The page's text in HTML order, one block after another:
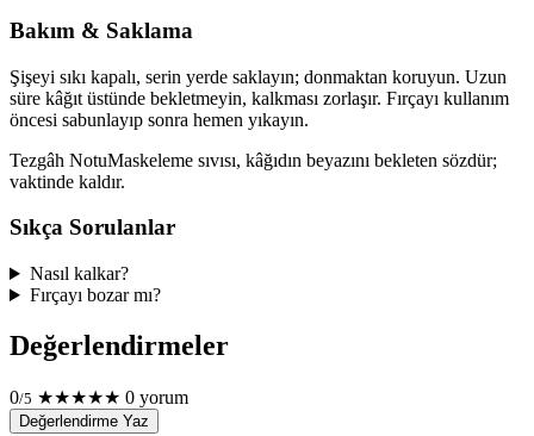
Bakım & Saklama
Şişeyi sıkı kapalı, serin yerde saklayın; donmaktan koruyun. Uzun
süre kâğıt üstünde bekletmeyin, kalkması zorlaşır. Fırçayı kullanım
öncesi sabunlayıp sonra hemen yıkayın.
Tezgâh NotuMaskeleme sıvısı, kâğıdın beyazını bekleten sözdür;
vaktinde kaldır.
Sıkça Sorulanlar
Nasıl kalkar?
Fırçayı bozar mı?
Değerlendirmeler
0/5 ★★★★★ 0 yorum
Değerlendirme Yaz